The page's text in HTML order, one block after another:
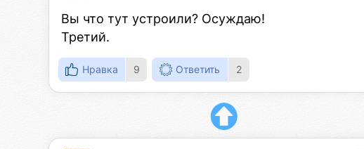
Вы что тут устроили? Осуждаю!
Третий.
Нравка 9 Ответить 2